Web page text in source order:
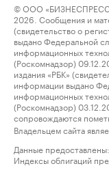
© ООО
2026. Сообщения и
(свидетельство о
выдано Федеральной
информационных
(Роскомнадзор)
издания «РБК»
информации выдано
информационных
(Роскомнадзор)
сопровождаются
Владельцем сайта
Данные предоставлены:
Индексы облигаций